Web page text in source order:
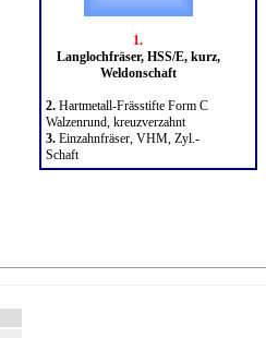
1.
Langlochfräser, HSS/E, kurz,
Weldonschaft
2. Hartmetall-Frässtifte Form C
Walzenrund, kreuzverzahnt
3. Einzahnfräser, VHM, Zyl.-
Schaft